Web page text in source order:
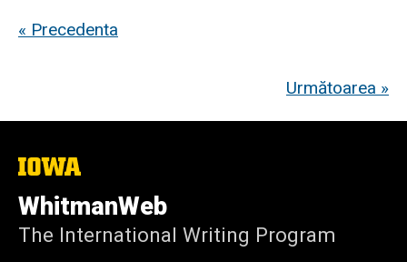
« Precedenta
Următoarea »
The
of
Iowa
WhitmanWeb
The International Writing Program